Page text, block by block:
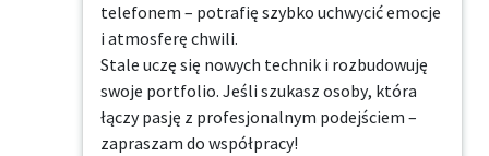
telefonem – potrafię szybko uchwycić emocje
i atmosferę chwili.
Stale uczę się nowych technik i rozbudowuję
swoje portfolio. Jeśli szukasz osoby, która
łączy pasję z profesjonalnym podejściem –
zapraszam do współpracy!